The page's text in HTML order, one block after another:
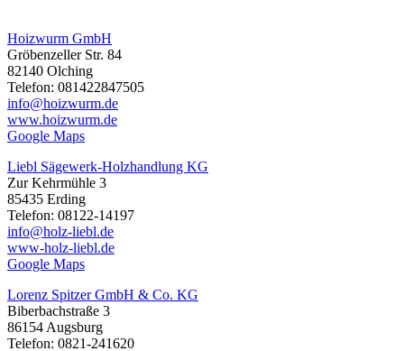
Hoizwurm GmbH
Gröbenzeller Str. 84
82140 Olching
Telefon: 081422847505
info@hoizwurm.de
www.hoizwurm.de
Google Maps
Liebl Sägewerk-Holzhandlung KG
Zur Kehrmühle 3
85435 Erding
Telefon: 08122-14197
info@holz-liebl.de
www-holz-liebl.de
Google Maps
Lorenz Spitzer GmbH & Co. KG
Biberbachstraße 3
86154 Augsburg
Telefon: 0821-241620